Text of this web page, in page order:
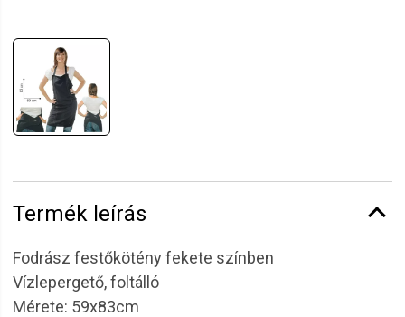
Termék leírás
Fodrász festőkötény fekete színben
Vízlepergető, foltálló
Mérete: 59x83cm